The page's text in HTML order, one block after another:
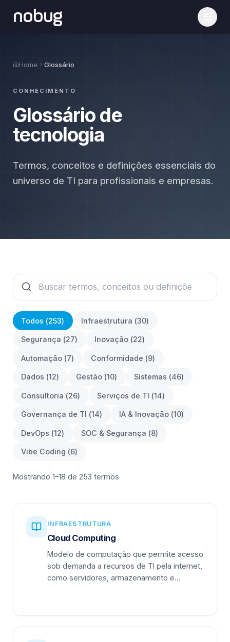
nobug
Home Glossário
CONHECIMENTO
Glossário de
tecnologia
Termos, conceitos e definições essenciais do
universo de TI para profissionais e empresas.
Todos (253) Infraestrutura (30)
Segurança (27) Inovação (22)
Automação (7) Conformidade (9)
Dados (12) Gestão (10) Sistemas (46)
Consultoria (26) Serviços de TI (14)
Governança de TI (14) IA & Inovação (10)
DevOps (12) SOC & Segurança (8)
Vibe Coding (6)
Mostrando 1–18 de 253 termos
INFRAESTRUTURA
Cloud Computing
Modelo de computação que permite acesso
sob demanda a recursos de TI pela internet,
como servidores, armazenamento e